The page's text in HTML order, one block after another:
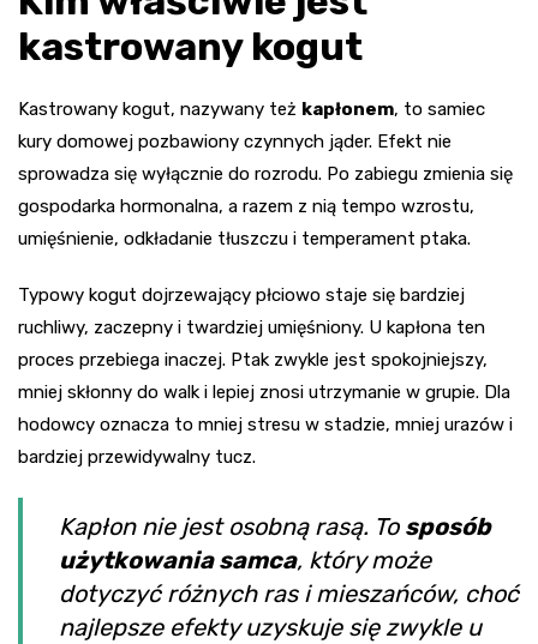
kastrowany kogut
Kastrowany kogut, nazywany też kapłonem, to samiec
kury domowej pozbawiony czynnych jąder. Efekt nie
sprowadza się wyłącznie do rozrodu. Po zabiegu zmienia się
gospodarka hormonalna, a razem z nią tempo wzrostu,
umięśnienie, odkładanie tłuszczu i temperament ptaka.
Typowy kogut dojrzewający płciowo staje się bardziej
ruchliwy, zaczepny i twardziej umięśniony. U kapłona ten
proces przebiega inaczej. Ptak zwykle jest spokojniejszy,
mniej skłonny do walk i lepiej znosi utrzymanie w grupie. Dla
hodowcy oznacza to mniej stresu w stadzie, mniej urazów i
bardziej przewidywalny tucz.
Kapłon nie jest osobną rasą. To sposób
użytkowania samca, który może
dotyczyć różnych ras i mieszańców, choć
najlepsze efekty uzyskuje się zwykle u